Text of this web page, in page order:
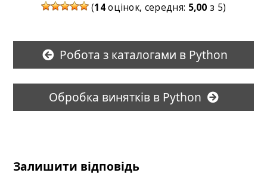
(14оцінок, середня: 5,00 з 5)
Робота з каталогами в Python
Обробка винятків в Python
Залишити відповідь